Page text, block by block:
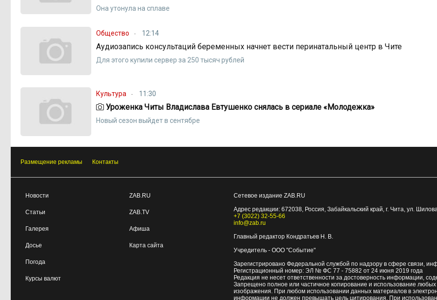
Она утонула на сплаве
Общество 12:14
Аудиозапись консультаций беременных начнет вести перинатальный центр в Чите
Для этого купили сервер за 250 тысяч рублей
Культура 11:30
Уроженка Читы Владислава Евтушенко снялась в сериале «Молодежка»
Новый сезон выйдет в сентябре
Размещение рекламы Контакты
Новости
Статьи
Галерея
Досье
Погода
Курсы валют
ZAB.RU
ZAB.TV
Афиша
Карта сайта
Сетевое издание ZAB.RU
Адрес редакции: 672038, Россия, Забайкальский край, г. Чита ул.
+7 (3022) 32-55-66
info@zab.ru
Главный редактор Кондратьев Н. В.
Учредитель - ООО "Событие"
Зарегистрировано Федеральной службой по надзору в сфере связи,
Регистрационный номер: ЭЛ № ФС 77 - 75882 от 24 июня 2019 года
Редакция не несет ответственности за достоверность информации,
Запрещено полное или частичное копирование и использование
изображения. При любом использовании данных материалов в
информации не должен превышать цель цитирования. При